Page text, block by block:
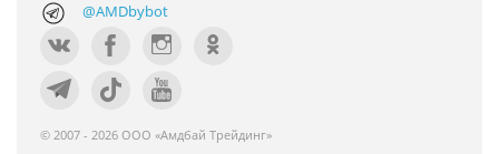
@AMDbybot
© 2007 - 2026 ООО «Амдбай Трейдинг»